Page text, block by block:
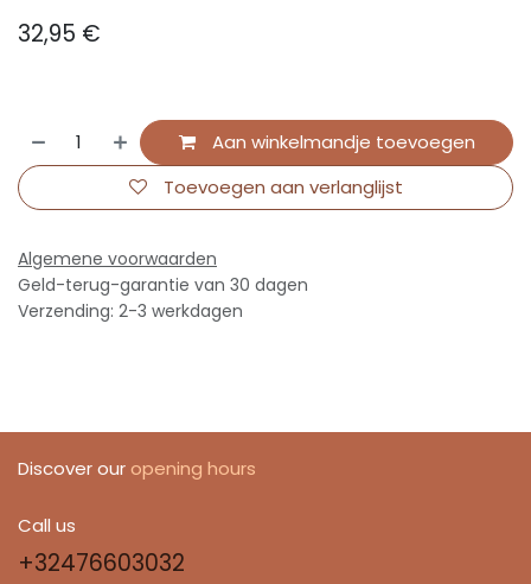
32,95 €
Aan winkelmandje toevoegen
Toevoegen aan verlanglijst
Algemene voorwaarden
Geld-terug-garantie van 30 dagen
Verzending: 2-3 werkdagen
Discover our opening hours
Call us
+32476603032